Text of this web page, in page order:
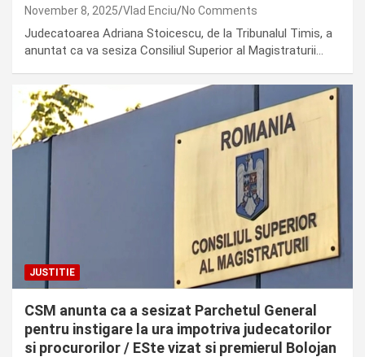
November 8, 2025 Vlad Enciu No Comments
Judecatoarea Adriana Stoicescu, de la Tribunalul Timis, a
anuntat ca va sesiza Consiliul Superior al Magistraturii…
JUSTITIE
CSM anunta ca a sesizat Parchetul General
pentru instigare la ura impotriva judecatorilor
si procurorilor / ESte vizat si premierul Bolojan